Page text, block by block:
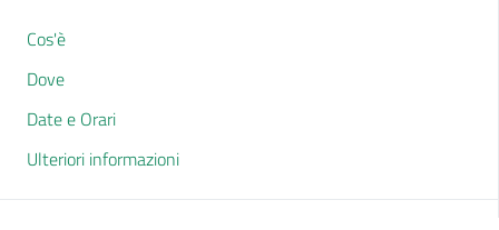
Cos'è
Dove
Date e Orari
Ulteriori informazioni